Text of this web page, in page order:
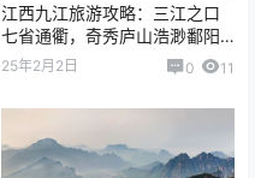
江西九江旅游攻略：三江之口
七省通衢，奇秀庐山浩渺鄱阳
湖
25年2月2日 0 11